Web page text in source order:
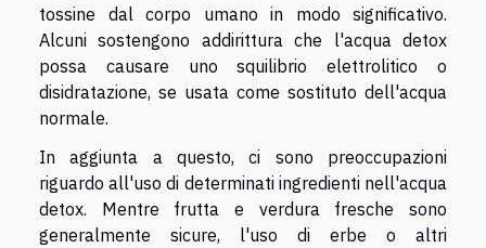
tossine dal corpo umano in modo significativo.
Alcuni sostengono addirittura che l'acqua detox
possa causare uno squilibrio elettrolitico o
disidratazione, se usata come sostituto dell'acqua
normale.
In aggiunta a questo, ci sono preoccupazioni
riguardo all'uso di determinati ingredienti nell'acqua
detox. Mentre frutta e verdura fresche sono
generalmente sicure, l'uso di erbe o altri